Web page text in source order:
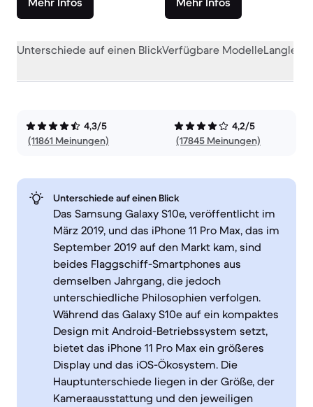
Unterschiede auf einen BlickVerfügbare Modelle
4,3/5
(11861 Meinungen)
4,2/5
(17845 Meinungen)
Unterschiede auf einen Blick
Das Samsung Galaxy S10e, veröffentlicht im
März 2019, und das iPhone 11 Pro Max, das im
September 2019 auf den Markt kam, sind
beides Flaggschiff-Smartphones aus
demselben Jahrgang, die jedoch
unterschiedliche Philosophien verfolgen.
Während das Galaxy S10e auf ein kompaktes
Design mit Android-Betriebssystem setzt,
bietet das iPhone 11 Pro Max ein größeres
Display und das iOS-Ökosystem. Die
Hauptunterschiede liegen in der Größe, der
Kameraausstattung und den jeweiligen